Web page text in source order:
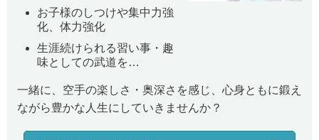
お子様のしつけや集中力強
化、体力強化
生涯続けられる習い事・趣
味としての武道を…
一緒に、空手の楽しさ・奥深さを感じ、心身ともに鍛え
ながら豊かな人生にしていきませんか？